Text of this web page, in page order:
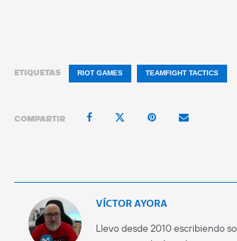
ETIQUETAS RIOT GAMES TEAMFIGHT TACTICS
COMPARTIR
VÍCTOR AYORA
Llevo desde 2010 escribiendo